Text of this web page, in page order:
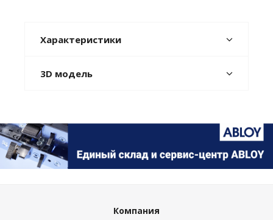
Характеристики
3D модель
Компания